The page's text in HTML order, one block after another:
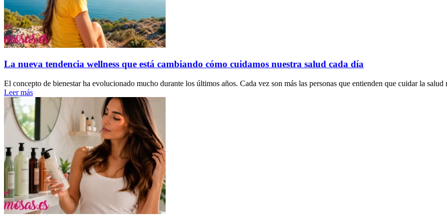
La nueva tendencia wellness que está cambiando cómo cuidamos nuestra salud cada día
El concepto de bienestar ha evolucionado mucho durante los últimos años. Cada vez son más las personas que entienden que cuidar la salud
Leer más